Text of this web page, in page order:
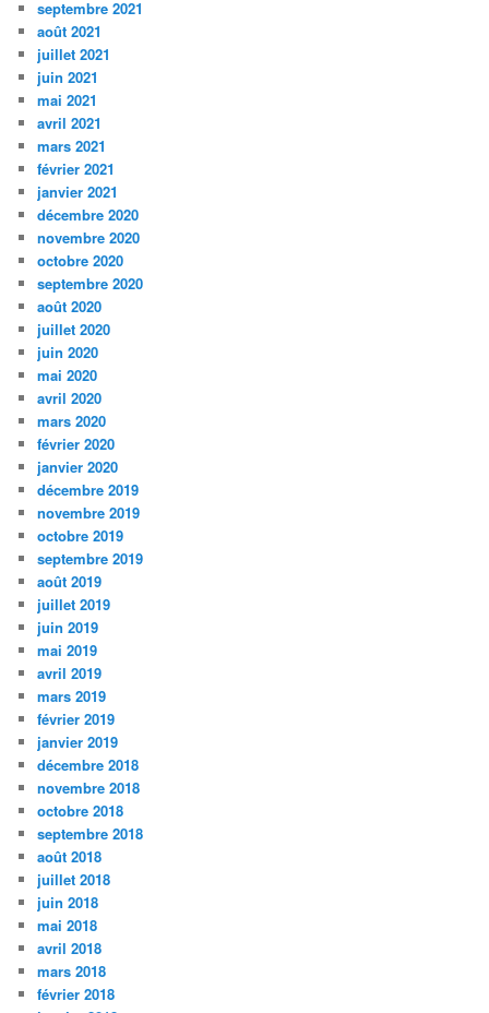
septembre 2021
août 2021
juillet 2021
juin 2021
mai 2021
avril 2021
mars 2021
février 2021
janvier 2021
décembre 2020
novembre 2020
octobre 2020
septembre 2020
août 2020
juillet 2020
juin 2020
mai 2020
avril 2020
mars 2020
février 2020
janvier 2020
décembre 2019
novembre 2019
octobre 2019
septembre 2019
août 2019
juillet 2019
juin 2019
mai 2019
avril 2019
mars 2019
février 2019
janvier 2019
décembre 2018
novembre 2018
octobre 2018
septembre 2018
août 2018
juillet 2018
juin 2018
mai 2018
avril 2018
mars 2018
février 2018